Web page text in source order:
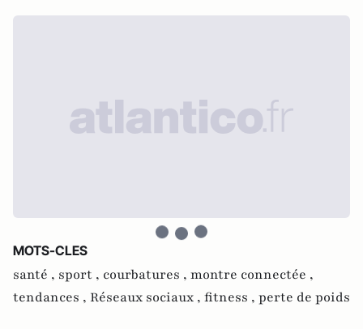
MOTS-CLES
santé , sport , courbatures , montre connectée ,
tendances , Réseaux sociaux , fitness , perte de poids